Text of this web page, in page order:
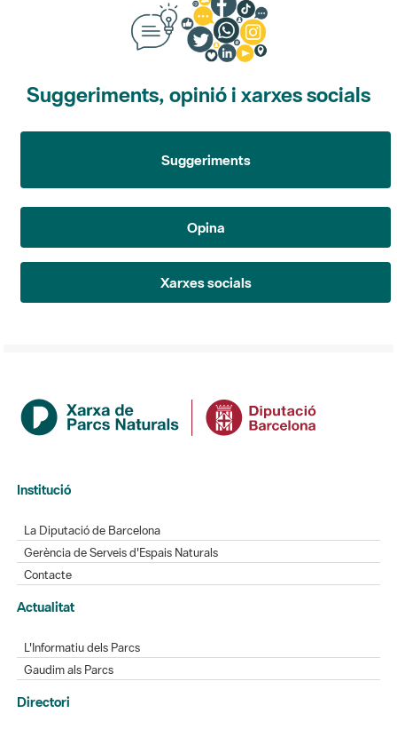
Suggeriments, opinió i xarxes socials
Suggeriments
Opina
Xarxes socials
Institució
La Diputació de Barcelona
Gerència de Serveis d'Espais Naturals
Contacte
Actualitat
L'Informatiu dels Parcs
Gaudim als Parcs
Directori